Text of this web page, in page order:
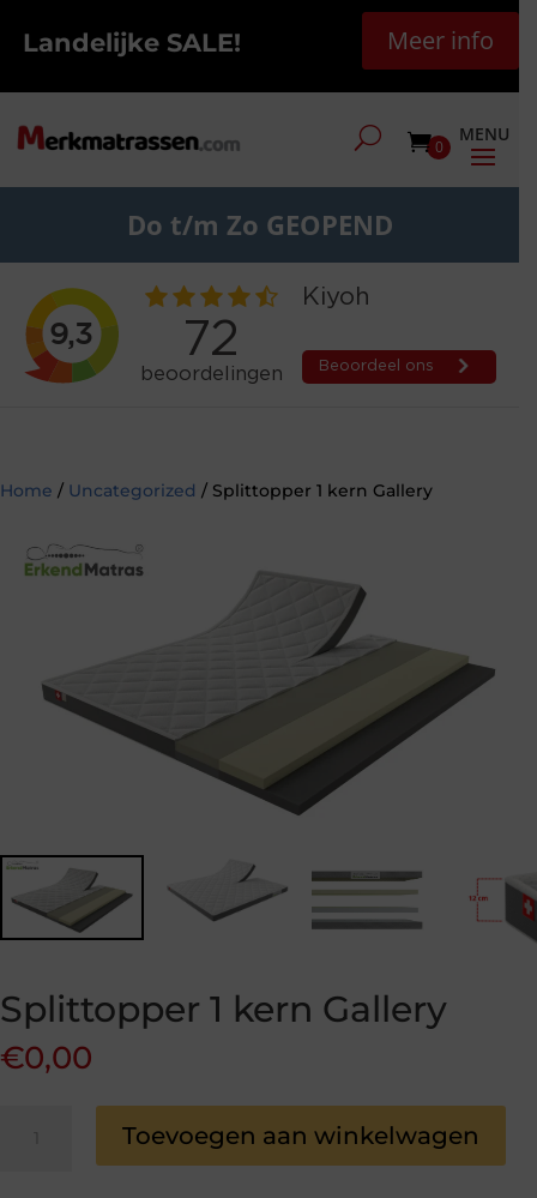
Landelijke SALE! Meer info
0
Do t/m Zo GEOPEND
Home / Uncategorized / Splittopper 1 kern Gallery
Splittopper 1 kern Gallery
€0,00
Toevoegen aan winkelwagen